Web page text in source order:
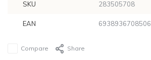
SKU 283505708
EAN 6938936708506
Compare Share